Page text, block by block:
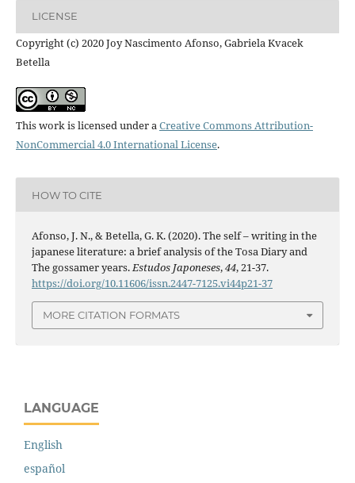
LICENSE
Copyright (c) 2020 Joy Nascimento Afonso, Gabriela Kvacek
Betella
This work is licensed under aCreative Commons Attribution-
NonCommercial 4.0 International License.
HOW TO CITE
Afonso, J. N., & Betella, G. K. (2020). The self – writing in the
japanese literature: a brief analysis of the Tosa Diary and
The gossamer years.Estudos Japoneses,44, 21-37.
https://doi.org/10.11606/issn.2447-7125.vi44p21-37
MORE CITATION FORMATS
LANGUAGE
English
español